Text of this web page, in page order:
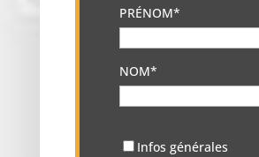
PRÉNOM*
NOM*
Infos générales